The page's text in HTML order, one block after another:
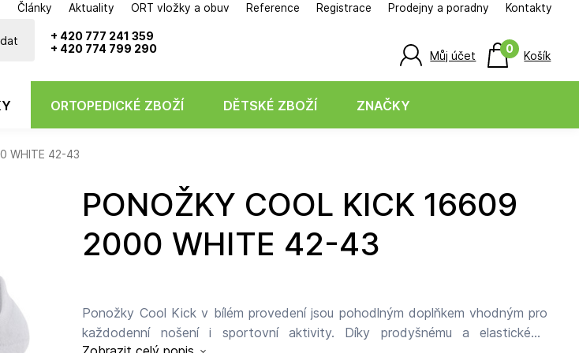
PONOŽKY COOL KICK 16609
2000 WHITE 42-43
Ponožky Cool Kick v bílém provedení jsou pohodlným doplňkem vhodným pro
každodenní nošení i sportovní aktivity. Díky prodyšnému a elastickému
+ 420 777 241 359
+ 420 774 799 290
Články Aktuality ORT vložky a obuv Reference Registrace Prodejny a poradny Kontakty
Můj účet
Košík
0
WHITE 42-43
ORTOPEDICKÉ ZBOŽÍ DĚTSKÉ ZBOŽÍ ZNAČKY